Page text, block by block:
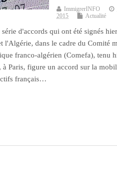
ImmigrerINFO
2015
Actualité
série d'accords qui ont été signés
l'Algérie, dans le cadre du Comité
franco-algérien (Comefa), tenu
à Paris, figure un accord sur la
français…